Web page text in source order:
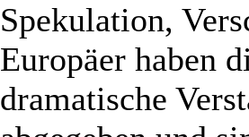
Spekulation,
Europäer haben
dramatische